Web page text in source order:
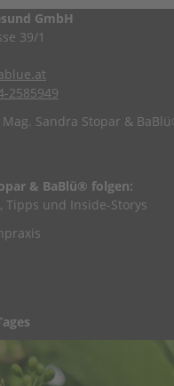
GmbH
39/1
2585949
Sandra Stopar &
& BaBlü® folgen:
Tipps und Inside-Storys